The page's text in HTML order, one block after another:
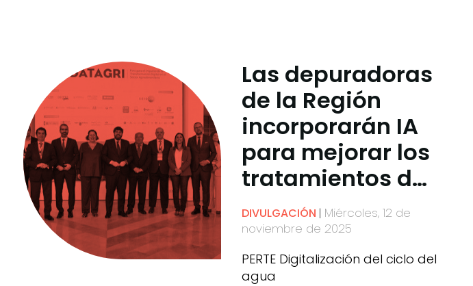
Las depuradoras
de la Región
incorporarán IA
para mejorar los
tratamientos de
regeneración del
agua
DIVULGACIÓN
Miércoles, 12 de
noviembre de 2025
PERTE Digitalización del ciclo del
agua